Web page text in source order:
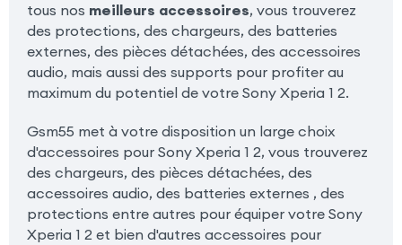
tous nos meilleurs accessoires, vous trouverez
des protections, des chargeurs, des batteries
externes, des pièces détachées, des accessoires
audio, mais aussi des supports pour profiter au
maximum du potentiel de votre Sony Xperia 1 2.
Gsm55 met à votre disposition un large choix
d'accessoires pour Sony Xperia 1 2, vous trouverez
des chargeurs, des pièces détachées, des
accessoires audio, des batteries externes , des
protections entre autres pour équiper votre Sony
Xperia 1 2 et bien d'autres accessoires pour